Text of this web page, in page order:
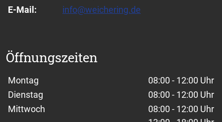
E-Mail:
info@weichering.de
Öffnungszeiten
Wochentage / Monate
Öffnungszeiten / Hinweise
Montag
08:00 - 12:00 Uhr
Dienstag
08:00 - 12:00 Uhr
Mittwoch
08:00 - 12:00 Uhr